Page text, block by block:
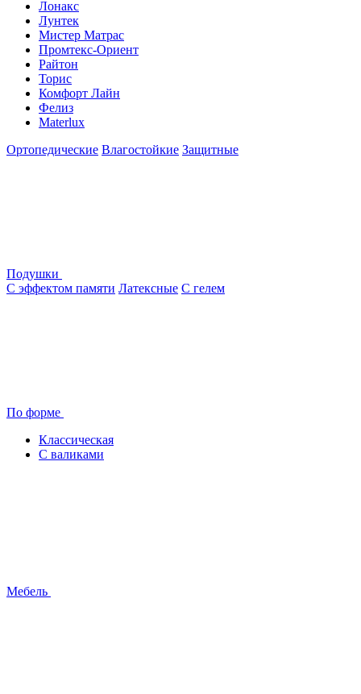
Лонакс
Лунтек
Мистер Матрас
Промтекс-Ориент
Райтон
Торис
Комфорт Лайн
Фелиз
Materlux
Ортопедические Влагостойкие Защитные
Подушки
С эффектом памяти Латексные С гелем
По форме
Классическая
С валиками
Мебель